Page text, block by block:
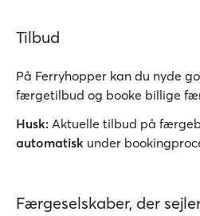
Tilbud
På Ferryhopper kan du nyde
færgetilbud og booke billige
Husk: Aktuelle tilbud på
automatisk under
Færgeselskaber, der